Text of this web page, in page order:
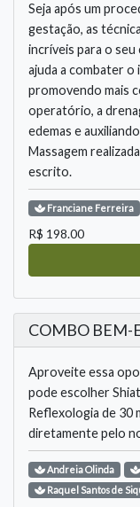
Seja após um
gestação, as
incríveis para o
ajuda a combater o
promovendo mais
operatório, a
edemas e
Massagem
escrito.
Franciane Ferreira
R$ 198.00
COMBO BEM-
Aproveite essa
pode escolher
Reflexologia de 30
diretamente pelo
AndreiaOlinda
Raquel Santos de